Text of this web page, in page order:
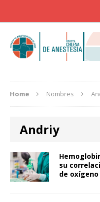
Home Nombres
Andriy
su
de